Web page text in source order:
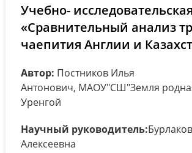
Учебно-
«Сравнительный анализ
чаепития Англии и
Автор: Постников Илья
Антонович, МАОУ"СШ"Земля
Уренгой
Научный руководитель:
Алексеевна